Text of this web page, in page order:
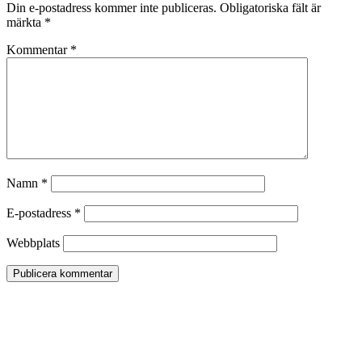
Din e-postadress kommer inte publiceras. Obligatoriska fält är
märkta *
Kommentar *
Namn *
E-postadress *
Webbplats